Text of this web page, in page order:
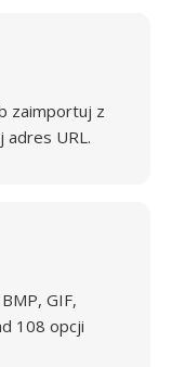
zaimportuj z
adres URL.
GIF,
108 opcji